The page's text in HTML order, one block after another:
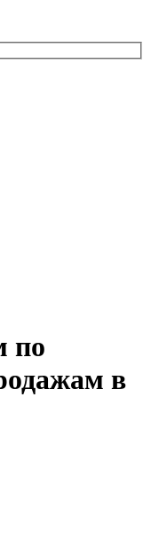
по
в